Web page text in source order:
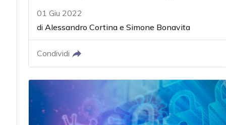
01 Giu 2022
di Alessandro Cortinae Simone Bonavita
Condividi